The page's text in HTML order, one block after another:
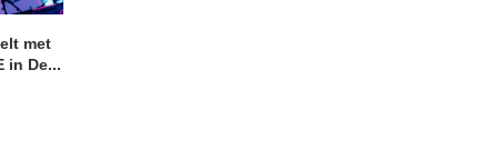
met
in De...